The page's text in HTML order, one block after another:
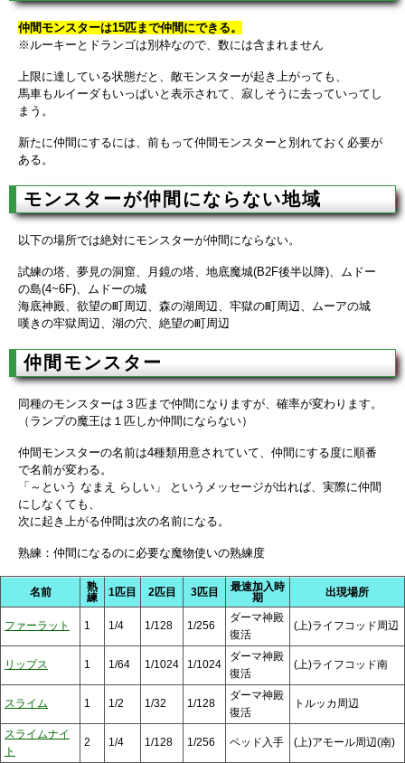
仲間モンスターは15匹まで仲間にできる。
※ルーキーとドランゴは別枠なので、数には含まれません
上限に達している状態だと、敵モンスターが起き上がっても、
馬車もルイーダもいっぱいと表示されて、寂しそうに去っていってし
まう。
新たに仲間にするには、前もって仲間モンスターと別れておく必要が
ある。
モンスターが仲間にならない地域
以下の場所では絶対にモンスターが仲間にならない。
試練の塔、夢見の洞窟、月鏡の塔、地底魔城(B2F後半以降)、ムドー
の島(4~6F)、ムドーの城
海底神殿、欲望の町周辺、森の湖周辺、牢獄の町周辺、ムーアの城
嘆きの牢獄周辺、湖の穴、絶望の町周辺
仲間モンスター
同種のモンスターは３匹まで仲間になりますが、確率が変わります。
（ランプの魔王は１匹しか仲間にならない）
仲間モンスターの名前は4種類用意されていて、仲間にする度に順番
で名前が変わる。
「～という なまえ らしい」 というメッセージが出れば、実際に仲間
にしなくても、
次に起き上がる仲間は次の名前になる。
熟練：仲間になるのに必要な魔物使いの熟練度
名前
熟
練
1匹目 2匹目 3匹目
最速加入時
期
出現場所
ファーラット 1 1/4 1/128 1/256
ダーマ神殿
復活
(上)ライフコッド周辺
リップス 1 1/64 1/1024 1/1024
ダーマ神殿
復活
(上)ライフコッド南
スライム 1 1/2 1/32 1/128
ダーマ神殿
復活
トルッカ周辺
スライムナイ
ト
2 1/4 1/128 1/256 ベッド入手 (上)アモール周辺(南)